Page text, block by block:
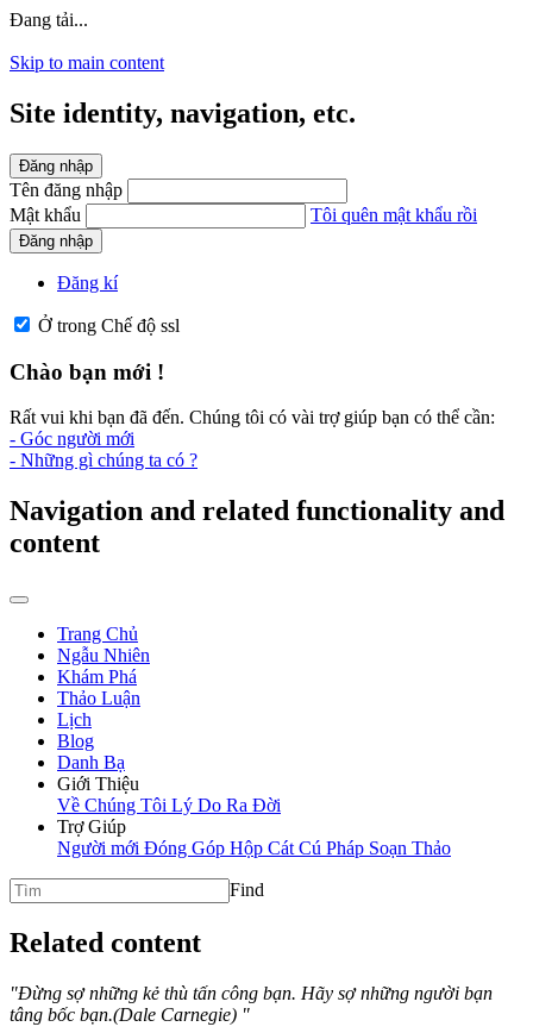
Đang tải...
Skip to main content
Site identity, navigation, etc.
Đăng nhập
Tên đăng nhập
Mật khẩu
Tôi quên mật khẩu rồi
Đăng nhập
Đăng kí
Ở trong Chế độ ssl
Chào bạn mới !
Rất vui khi bạn đã đến. Chúng tôi có vài trợ giúp bạn có thể cần:
- Góc người mới
- Những gì chúng ta có ?
Navigation and related functionality and
content
Trang Chủ
Ngẫu Nhiên
Khám Phá
Thảo Luận
Lịch
Blog
Danh Bạ
Giới Thiệu
Về Chúng Tôi Lý Do Ra Đời
Trợ Giúp
Người mới Đóng Góp Hộp Cát Cú Pháp Soạn Thảo
Find
Related content
"Đừng sợ những kẻ thù tấn công bạn. Hãy sợ những người bạn
tâng bốc bạn.(Dale Carnegie) "